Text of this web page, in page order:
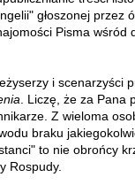
głoszonej przez
Pisma wśród
i scenarzyści
. Liczę, że za Pana
Z wieloma
braku
to nie obrońcy
Rospudy.